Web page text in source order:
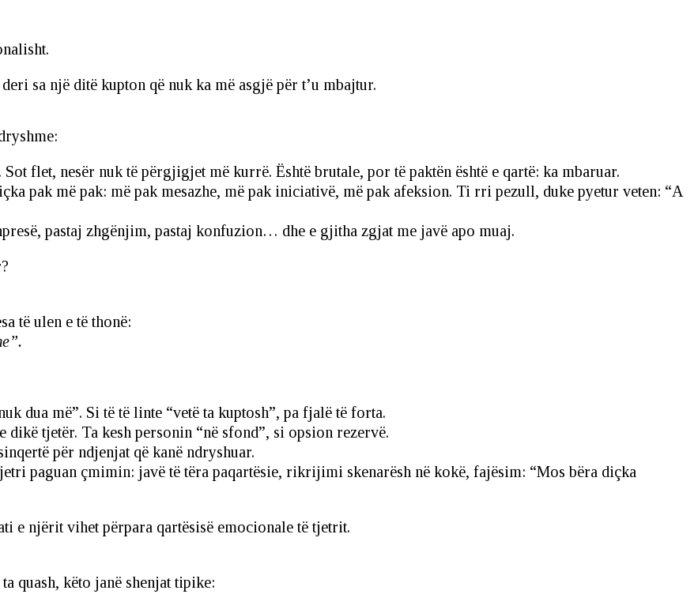
sa një ditë kupton që nuk ka më asgjë për t’u mbajtur.
flet, nesër nuk të përgjigjet më kurrë. Është brutale, por të paktën është e qartë: ka mbaruar.
pak më pak: më pak mesazhe, më pak iniciativë, më pak afeksion. Ti rri pezull, duke pyetur veten: “A
pastaj zhgënjim, pastaj konfuzion… dhe e gjitha zgjat me javë apo muaj.
të ulen e të thonë:
dua më”. Si të të linte “vetë ta kuptosh”, pa fjalë të forta.
dikë tjetër. Ta kesh personin “në sfond”, si opsion rezervë.
për ndjenjat që kanë ndryshuar.
paguan çmimin: javë të tëra paqartësie, rikrijimi skenarësh në kokë, fajësim: “Mos bëra diçka
e njërit vihet përpara qartësisë emocionale të tjetrit.
quash, këto janë shenjat tipike: